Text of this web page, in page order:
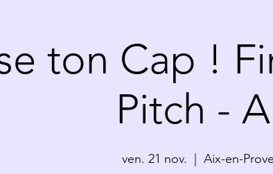
ton Cap !
Pitch -
ven. 21 nov. Aix-en-